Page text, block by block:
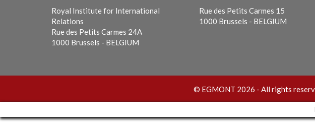
Royal Institute for International
Relations
Rue des Petits Carmes 24A
1000 Brussels - BELGIUM
Rue des Petits Carmes 15
1000 Brussels - BELGIUM
© EGMONT 2026 - All rights